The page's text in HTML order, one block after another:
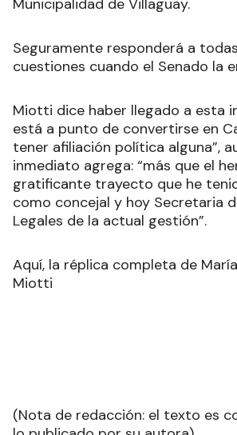
Seguramente responderá a
cuestiones cuando el Senado la
Miotti dice haber llegado a esta
está a punto de convertirse en
tener afiliación política alguna”,
inmediato agrega: “más que el
gratificante trayecto que he
como concejal y hoy Secretaria
Legales de la actual gestión”.
Aquí, la réplica completa de
Miotti
(Nota de redacción: el texto es